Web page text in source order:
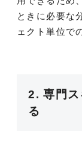
ときに必要な
ェクト単位で
2. 専門ス
る